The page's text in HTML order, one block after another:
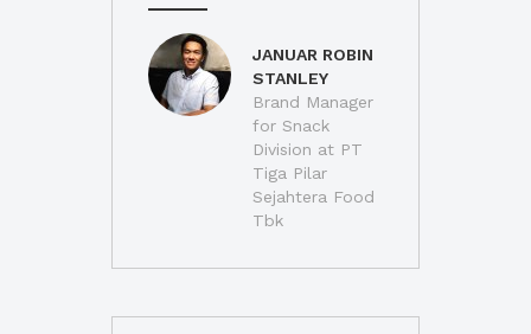
JANUAR ROBIN
STANLEY
Brand Manager
for Snack
Division at PT
Tiga Pilar
Sejahtera Food
Tbk